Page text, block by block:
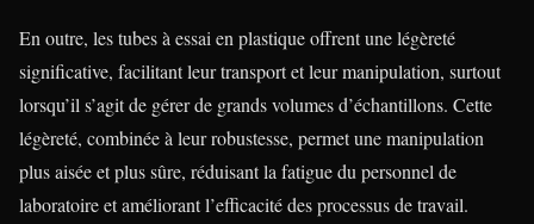
En outre, les tubes à essai en plastique offrent une légèreté
significative, facilitant leur transport et leur manipulation, surtout
lorsqu’il s’agit de gérer de grands volumes d’échantillons. Cette
légèreté, combinée à leur robustesse, permet une manipulation
plus aisée et plus sûre, réduisant la fatigue du personnel de
laboratoire et améliorant l’efficacité des processus de travail.